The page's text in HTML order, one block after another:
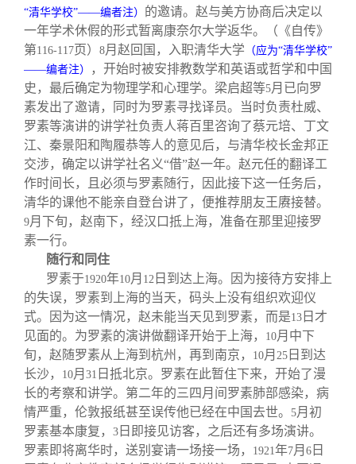
“清华学校”——编者注） 的邀请。赵与美方协商后决定以
一年学术休假的形式暂离康奈尔大学返华。（《自传》
第116-117页） 8月赵回国，入职清华大学 （应为“清华学校”
——编者注）
，开始时被安排教数学和英语或哲学和中国
史，最后确定为物理学和心理学。梁启超等5月已向罗
素发出了邀请，同时为罗素寻找译员。当时负责杜威、
罗素等演讲的讲学社负责人蒋百里咨询了蔡元培、丁文
江、秦景阳和陶履恭等人的意见后，与清华校长金邦正
交涉，确定以讲学社名义“借”赵一年。赵元任的翻译工
作时间长，且必须与罗素随行，因此接下这一任务后，
清华的课他不能亲自登台讲了，便推荐朋友王赓接替。
9月下旬，赵南下，经汉口抵上海，准备在那里迎接罗
素一行。
随行和同住
罗素于1920年10月 12 日到达上海。因为接待方安排上
的失误，罗素到上海的当天，码头上没有组织欢迎仪
式。因为这一情况，赵未能当天见到罗素，而是13 日才
见面的。为罗素的演讲做翻译开始于上海，
10月中下
旬，赵随罗素从上海到杭州，再到南京，
10月 25 日到达
长沙，
10月 31 日抵北京。罗素在此暂住下来，开始了漫
长的考察和讲学。第二年的三四月间罗素肺部感染，病
情严重，伦敦报纸甚至误传他已经在中国去世。 5月初
罗素基本康复， 3 日即接见访客，之后还有多场演讲。
罗素即将离华时，送别宴请一场接一场，
1921年7月 6 日